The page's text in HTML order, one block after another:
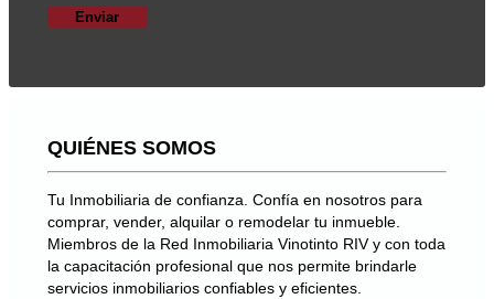
QUIÉNES SOMOS
Tu Inmobiliaria de confianza. Confía en nosotros para
comprar, vender, alquilar o remodelar tu inmueble.
Miembros de la Red Inmobiliaria Vinotinto RIV y con toda
la capacitación profesional que nos permite brindarle
servicios inmobiliarios confiables y eficientes.